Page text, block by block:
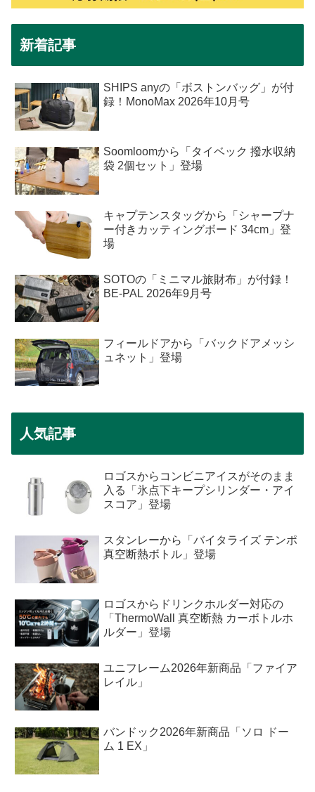
新着記事
SHIPS anyの「ボストンバッグ」が付
録！MonoMax 2026年10月号
Soomloomから「タイベック 撥水収納
袋 2個セット」登場
キャプテンスタッグから「シャープナ
ー付きカッティングボード 34cm」登
場
SOTOの「ミニマル旅財布」が付録！
BE-PAL 2026年9月号
フィールドアから「バックドアメッシ
ュネット」登場
人気記事
ロゴスからコンビニアイスがそのまま
入る「氷点下キープシリンダー・アイ
スコア」登場
スタンレーから「バイタライズ テンポ
真空断熱ボトル」登場
ロゴスからドリンクホルダー対応の
「ThermoWall 真空断熱 カーボトルホ
ルダー」登場
ユニフレーム2026年新商品「ファイア
レイル」
バンドック2026年新商品「ソロ ドー
ム 1 EX」